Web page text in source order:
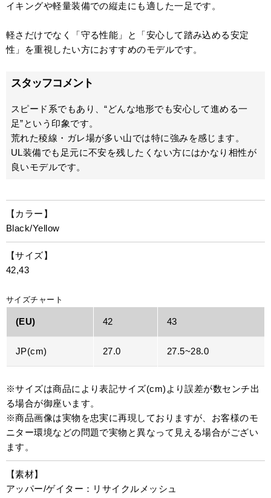
イキングや軽量装備での縦走にも適した一足です。
軽さだけでなく「守る性能」と「安心して踏み込める安定
性」を重視したい方におすすめのモデルです。
スタッフコメント
スピード系でもあり、“どんな地形でも安心して進める一
足”という印象です。
荒れた稜線・ガレ場が多い山では特に強みを感じます。
UL装備でも足元に不安を残したくない方にはかなり相性が
良いモデルです。
【カラー】
Black/Yellow
【サイズ】
42,43
サイズチャート
(EU) 42 43
JP(cm) 27.0 27.5~28.0
※サイズは商品により表記サイズ(cm)より誤差が数センチ出
る場合が御座います。
※商品画像は実物を忠実に再現しておりますが、お客様のモ
ニター環境などの問題で実物と異なって見える場合がござい
ます。
【素材】
アッパー/ゲイター：リサイクルメッシュ